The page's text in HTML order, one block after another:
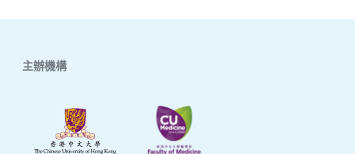
主辦機構